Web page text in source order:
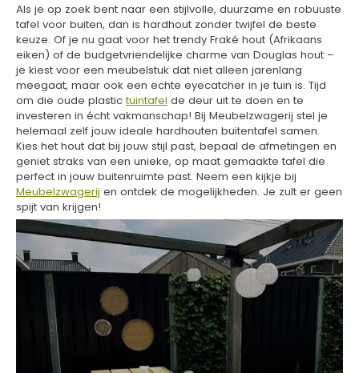
Als je op zoek bent naar een stijlvolle, duurzame en robuuste
tafel voor buiten, dan is hardhout zonder twijfel de beste
keuze. Of je nu gaat voor het trendy Fraké hout (Afrikaans
eiken) of de budgetvriendelijke charme van Douglas hout –
je kiest voor een meubelstuk dat niet alleen jarenlang
meegaat, maar ook een echte eyecatcher in je tuin is. Tijd
om die oude plastictuintafel de deur uit te doen en te
investeren in écht vakmanschap! Bij Meubelzwagerij stel je
helemaal zelf jouw ideale hardhouten buitentafel samen.
Kies het hout dat bij jouw stijl past, bepaal de afmetingen en
geniet straks van een unieke, op maat gemaakte tafel die
perfect in jouw buitenruimte past. Neem een kijkje bij
Meubelzwagerij en ontdek de mogelijkheden. Je zult er geen
spijt van krijgen!